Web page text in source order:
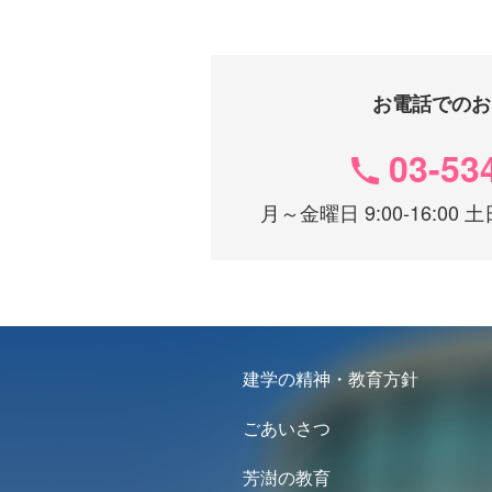
お電話での
03-
月～金曜日 9:00-16:00
建学の精神・教育方針
ごあいさつ
芳澍の教育